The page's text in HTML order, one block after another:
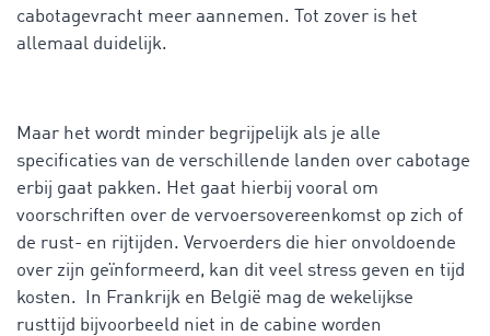
cabotagevracht meer aannemen. Tot zover is het
allemaal duidelijk.
Maar het wordt minder begrijpelijk als je alle
specificaties van de verschillende landen over cabotage
erbij gaat pakken. Het gaat hierbij vooral om
voorschriften over de vervoersovereenkomst op zich of
de rust- en rijtijden. Vervoerders die hier onvoldoende
over zijn geïnformeerd, kan dit veel stress geven en tijd
kosten. In Frankrijk en België mag de wekelijkse
rusttijd bijvoorbeeld niet in de cabine worden